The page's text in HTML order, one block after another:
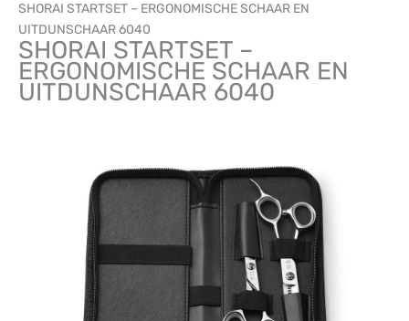
SHORAI STARTSET – ERGONOMISCHE SCHAAR EN
UITDUNSCHAAR 6040
SHORAI STARTSET –
ERGONOMISCHE SCHAAR EN
UITDUNSCHAAR 6040